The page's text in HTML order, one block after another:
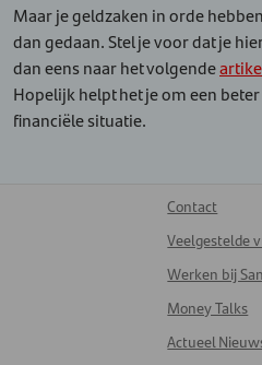
Maar je geldzaken in orde
dan gedaan. Stel je voor dat je
dan eens naar het volgende
Hopelijk helpt het je om een
financiële situatie.
Contact
Veelgestelde
Werken bij
Money Talks
Actueel